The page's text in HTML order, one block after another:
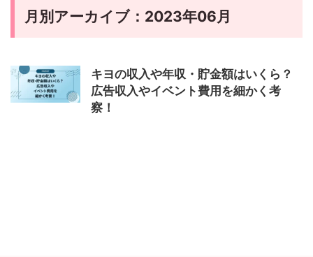
月別アーカイブ：2023年06月
キヨの収入や年収・貯金額はいくら？
広告収入やイベント費用を細かく考
察！